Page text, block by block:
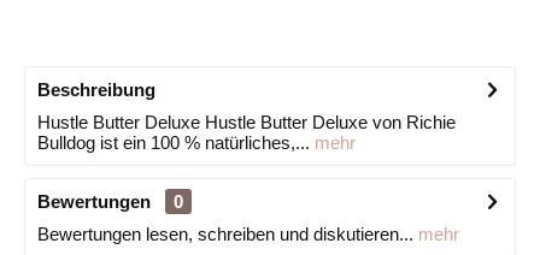
Beschreibung
Hustle Butter Deluxe Hustle Butter Deluxe von Richie
Bulldog ist ein 100 % natürliches,... mehr
Bewertungen
0
Bewertungen lesen, schreiben und diskutieren... mehr